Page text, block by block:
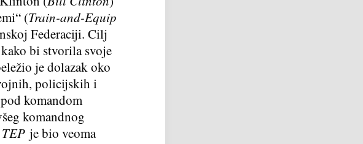
(Train-and-Equip
Federaciji. Cilj
bi stvorila svoje
je dolazak oko
policijskih i
komandom
komandnog
TEP je bio veoma